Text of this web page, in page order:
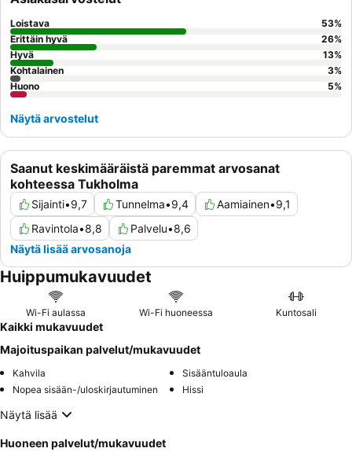
suosittelevat pyytämään huonetta, joka ei ole kadun puolella.
Saanut keskimääräistä paremmat arvosanat
kohteessa Tukholma
Sijainti•9,7 Tunnelma•9,4 Aamiainen•9,1
Ravintola•8,8 Palvelu•8,6
Näytä lisää arvosanoja
Loistava 53%
Erittäin hyvä
26%
Hyvä
13%
Kohtalainen
3%
Huono
5%
Näytä arvostelut
Huippumukavuudet
Wi-Fi aulassa Wi-Fi huoneessa Kuntosali
Kaikki mukavuudet
Majoituspaikan palvelut/mukavuudet
Kahvila
Sisääntuloaula
Nopea sisään-/uloskirjautuminen
Hissi
Näytä lisää
Huoneen palvelut/mukavuudet